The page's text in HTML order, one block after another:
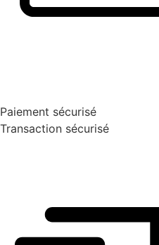
Paiement sécurisé
Transaction sécurisé